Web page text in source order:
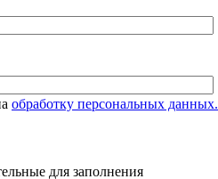
обработку персональных данных.
для заполнения